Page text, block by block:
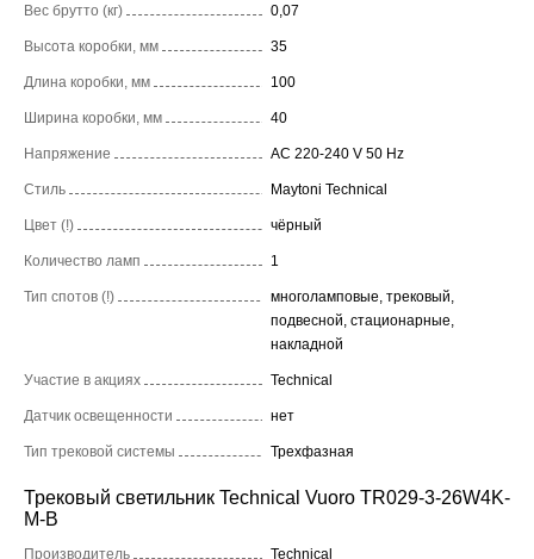
Вес брутто (кг) 0,07
Высота коробки, мм 35
Длина коробки, мм 100
Ширина коробки, мм 40
Напряжение AC 220-240 V 50 Hz
Стиль Maytoni Technical
Цвет (!) чёрный
Количество ламп 1
Тип спотов (!)
многоламповые, трековый,
подвесной, стационарные,
накладной
Участие в акциях Technical
Датчик освещенности нет
Тип трековой системы Трехфазная
Трековый светильник Technical Vuoro TR029-3-26W4K-
M-B
Производитель Technical